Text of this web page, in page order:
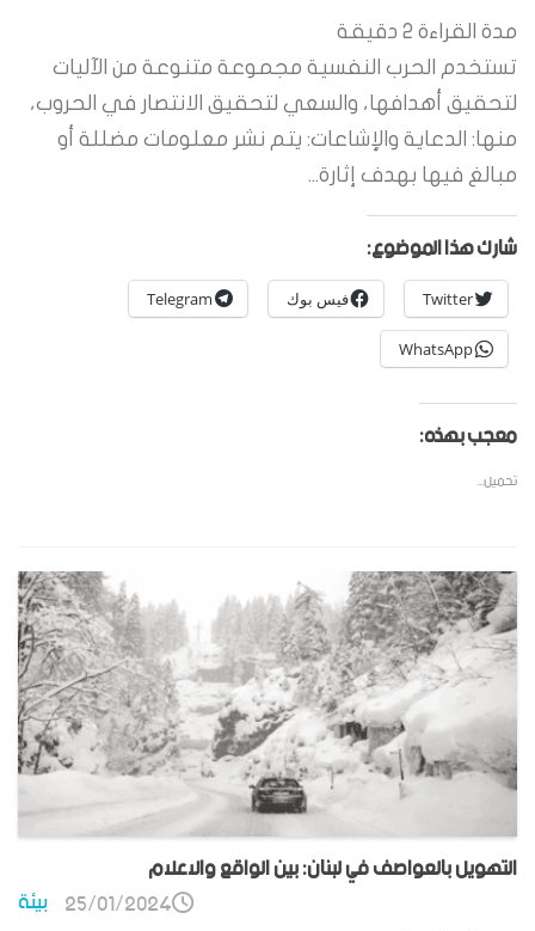
مدة القراءة 2 دقيقة
تستخدم الحرب النفسية مجموعة متنوعة من الآليات
لتحقيق أهدافها، والسعي لتحقيق الانتصار في الحروب،
منها: الدعاية والإشاعات: يتم نشر معلومات مضللة أو
مبالغ فيها بهدف إثارة...
شارك هذا الموضوع:
Twitter فيس بوك Telegram
WhatsApp
معجب بهذه:
تحميل...
التهويل بالعواصف في لبنان: بين الواقع والاعلام
بيئة 25/01/2024